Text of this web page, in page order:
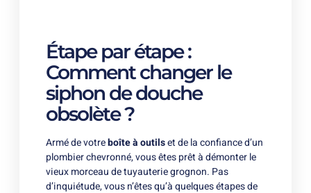
Étape par étape :
Comment changer le
siphon de douche
obsolète ?
Armé de votreboîte à outilset de la confiance d’un
plombier chevronné, vous êtes prêt à démonter le
vieux morceau de tuyauterie grognon. Pas
d’inquiétude, vous n’êtes qu’à quelques étapes de